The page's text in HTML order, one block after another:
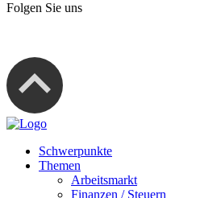
Folgen Sie uns
Schwerpunkte
Themen
Arbeitsmarkt
Finanzen / Steuern